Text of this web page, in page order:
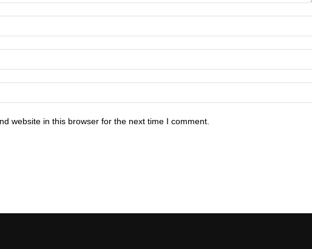
website in this browser for the next time I comment.